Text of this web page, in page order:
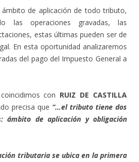
de aplicación de todo tributo,
las operaciones gravadas, las
estas últimas pueden ser de
En esta oportunidad analizaremos
del pago del Impuesto General a
con RUIZ DE CASTILLA
precisa que “…el tributo tiene dos
ámbito de aplicación y obligación
tributaria se ubica en la primera